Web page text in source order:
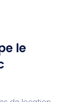
le